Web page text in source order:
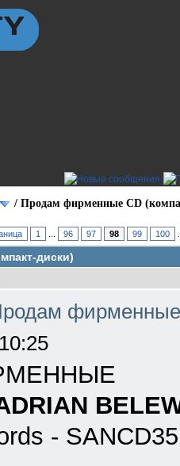
/ Продам фирменные CD
1 96 97 98 99 100
диски)
-